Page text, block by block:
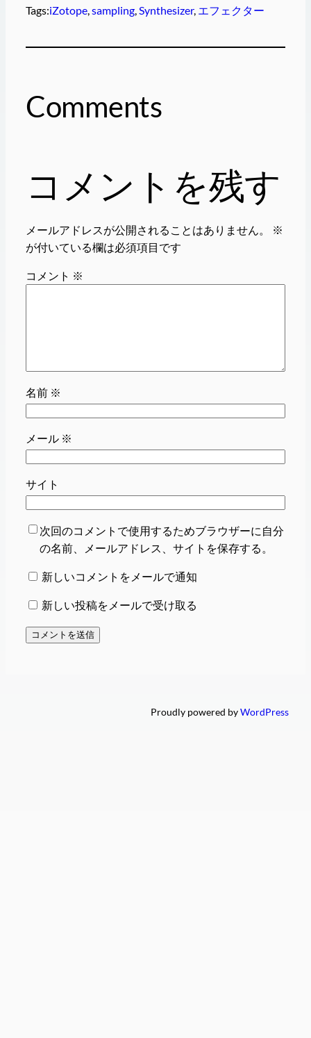
Tags:iZotope, sampling, Synthesizer, エフェクター
Comments
コメントを残す
メールアドレスが公開されることはありません。
※
が付いている欄は必須項目です
コメント ※
名前 ※
メール ※
サイト
次回のコメントで使用するためブラウザーに自分
の名前、メールアドレス、サイトを保存する。
新しいコメントをメールで通知
新しい投稿をメールで受け取る
Proudly powered byWordPress